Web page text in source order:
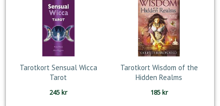
Tarotkort Sensual Wicca
Tarot
245kr
Tarotkort Wisdom of the
Hidden Realms
185kr